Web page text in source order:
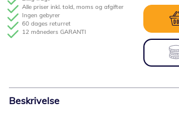
Alle priser inkl. told, moms og afgifter
Ingen gebyrer
60 dages returret
12 måneders GARANTI
Beskrivelse